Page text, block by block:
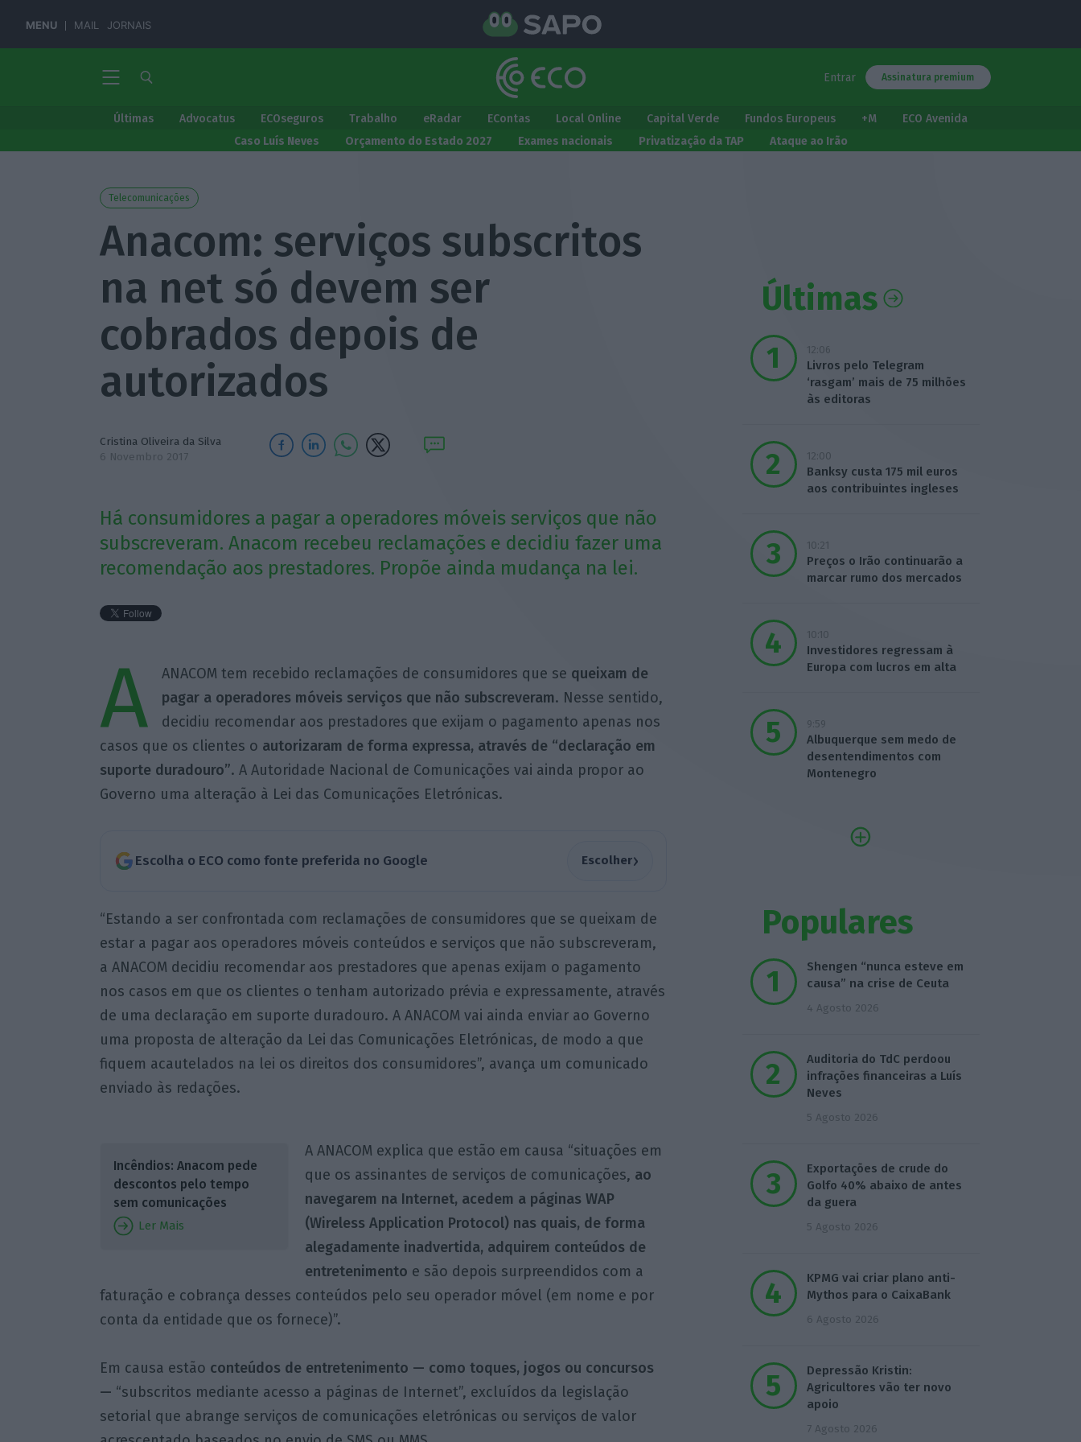
MENU MAIL JORNAIS
Entrar Assinatura premium
Últimas Advocatus ECOseguros Trabalho eRadar EContas Local Online Capital Verde Fundos Europeus +M
ECO Avenida
Caso Luís Neves
Orçamento do Estado 2027 Exames nacionais Privatização da TAP Ataque ao Irão
Telecomunicações
Anacom: serviços subscritos
na net só devem ser
cobrados depois de
autorizados
Cristina Oliveira da Silva
6 Novembro 2017
Há consumidores a pagar a operadores móveis serviços que não
subscreveram. Anacom recebeu reclamações e decidiu fazer uma
recomendação aos prestadores. Propõe ainda mudança na lei.
A ANACOM tem recebido reclamações de consumidores que se queixam de
pagar a operadores móveis serviços que não subscreveram. Nesse sentido,
decidiu recomendar aos prestadores que exijam o pagamento apenas nos
casos que os clientes o autorizaram de forma expressa, através de “declaração em
suporte duradouro”. A Autoridade Nacional de Comunicações vai ainda propor ao
Governo uma alteração à Lei das Comunicações Eletrónicas.
Escolha o ECO como fonte preferida no Google Escolher›
“Estando a ser confrontada com reclamações de consumidores que se queixam de
estar a pagar aos operadores móveis conteúdos e serviços que não subscreveram,
a ANACOM decidiu recomendar aos prestadores que apenas exijam o pagamento
nos casos em que os clientes o tenham autorizado prévia e expressamente, através
de uma declaração em suporte duradouro. A ANACOM vai ainda enviar ao Governo
uma proposta de alteração da Lei das Comunicações Eletrónicas, de modo a que
fiquem acautelados na lei os direitos dos consumidores”, avança um comunicado
enviado às redações.
Incêndios: Anacom pede
descontos pelo tempo
sem comunicações
Ler Mais
A ANACOM explica que estão em causa “situações em
que os assinantes de serviços de comunicações, ao
navegarem na Internet, acedem a páginas WAP
(Wireless Application Protocol) nas quais, de forma
alegadamente inadvertida, adquirem conteúdos de
entretenimento e são depois surpreendidos com a
faturação e cobrança desses conteúdos pelo seu operador móvel (em nome e por
conta da entidade que os fornece)”.
Em causa estão conteúdos de entretenimento — como toques, jogos ou concursos
— “subscritos mediante acesso a páginas de Internet”, excluídos da legislação
setorial que abrange serviços de comunicações eletrónicas ou serviços de valor
Últimas
12:06
Livros pelo Telegram
‘rasgam’ mais de 75 milhões
às editoras
12:00
Banksy custa 175 mil euros
aos contribuintes ingleses
10:21
Preços o Irão continuarão a
marcar rumo dos mercados
10:10
Investidores regressam à
Europa com lucros em alta
9:59
Albuquerque sem medo de
desentendimentos com
Montenegro
Populares
Shengen “nunca esteve em
causa” na crise de Ceuta
4 Agosto 2026
Auditoria do TdC perdoou
infrações financeiras a Luís
Neves
5 Agosto 2026
Exportações de crude do
Golfo 40% abaixo de antes
da guera
5 Agosto 2026
KPMG vai criar plano anti-
Mythos para o CaixaBank
6 Agosto 2026
Depressão Kristin:
Agricultores vão ter novo
apoio
7 Agosto 2026